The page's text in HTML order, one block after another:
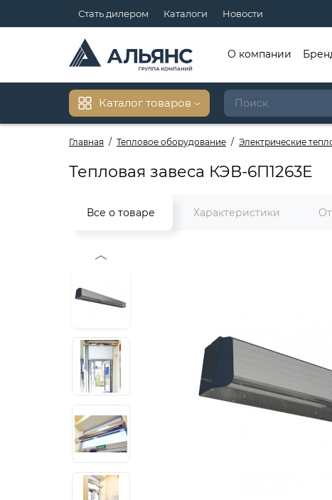
Стать дилером Каталоги Новости
О компании
Каталог товаров
Главная Тепловое оборудование Электрические
Тепловая завеса КЭВ-6П1263E
Все о товаре Характеристики